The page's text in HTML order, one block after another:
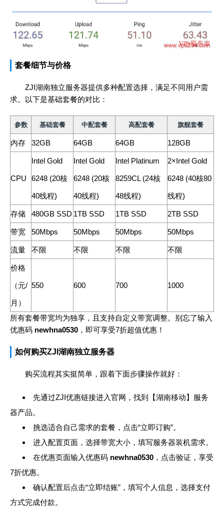
套餐细节与价格
ZJI湖南独立服务器提供多种配置选择，满足不同用户需
求。以下是基础套餐的对比：
参数 基础套餐 中配套餐 高配套餐 旗舰套餐
内存 32GB 64GB 64GB 128GB
CPU
Intel Gold
6248 (20核
40线程)
Intel Gold
6248 (20核
40线程)
Intel Platinum
8259CL (24核
48线程)
2×Intel Gold
6248 (40核80
线程)
存储 480GB SSD 1TB SSD 1TB SSD 2TB SSD
带宽 50Mbps 50Mbps 50Mbps 50Mbps
流量 不限 不限 不限 不限
价格
（元/
月）
550 600 700 1000
所有套餐带宽均为独享，且支持自定义带宽调整。别忘了输入
优惠码 newhna0530 ，即可享受7折超值优惠！
如何购买ZJI湖南独立服务器
购买流程其实挺简单，跟着下面步骤操作就好：
先通过ZJI优惠链接进入官网，找到【湖南移动】服务
器产品。
挑选适合自己需求的套餐，点击“立即订购”。
进入配置页面，选择带宽大小，填写服务器装机需求。
在优惠页面输入优惠码 newhna0530 ，点击验证，享受
7折优惠。
确认配置后点击“立即结账”，填写个人信息，选择支付
方式完成付款。